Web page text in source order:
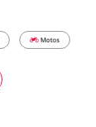
Motos